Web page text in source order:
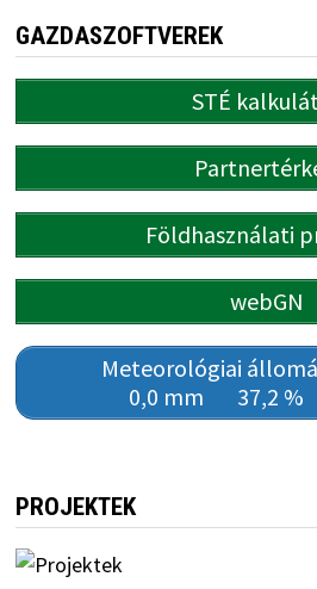
GAZDASZOFTVEREK
STÉ
Földhasználati
webGN
Meteorológiai
0,0 mm
37,2 %
PROJEKTEK